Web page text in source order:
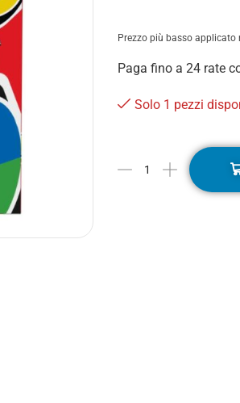
Prezzo più basso
Paga fino a 24 rate
Solo 1 pezzi